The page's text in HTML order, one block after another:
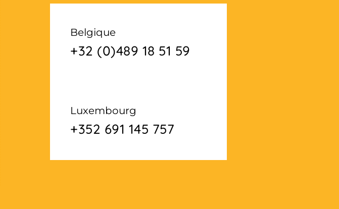
Belgique
+32 (0)489 18 51 59
Luxembourg
+352 691 145 757